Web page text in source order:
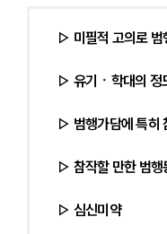
▷ 미필적 고의로 범
▷ 유기ㆍ학대의 정
▷ 범행가담에 특히
▷ 참작할 만한 범행
▷ 심신미약